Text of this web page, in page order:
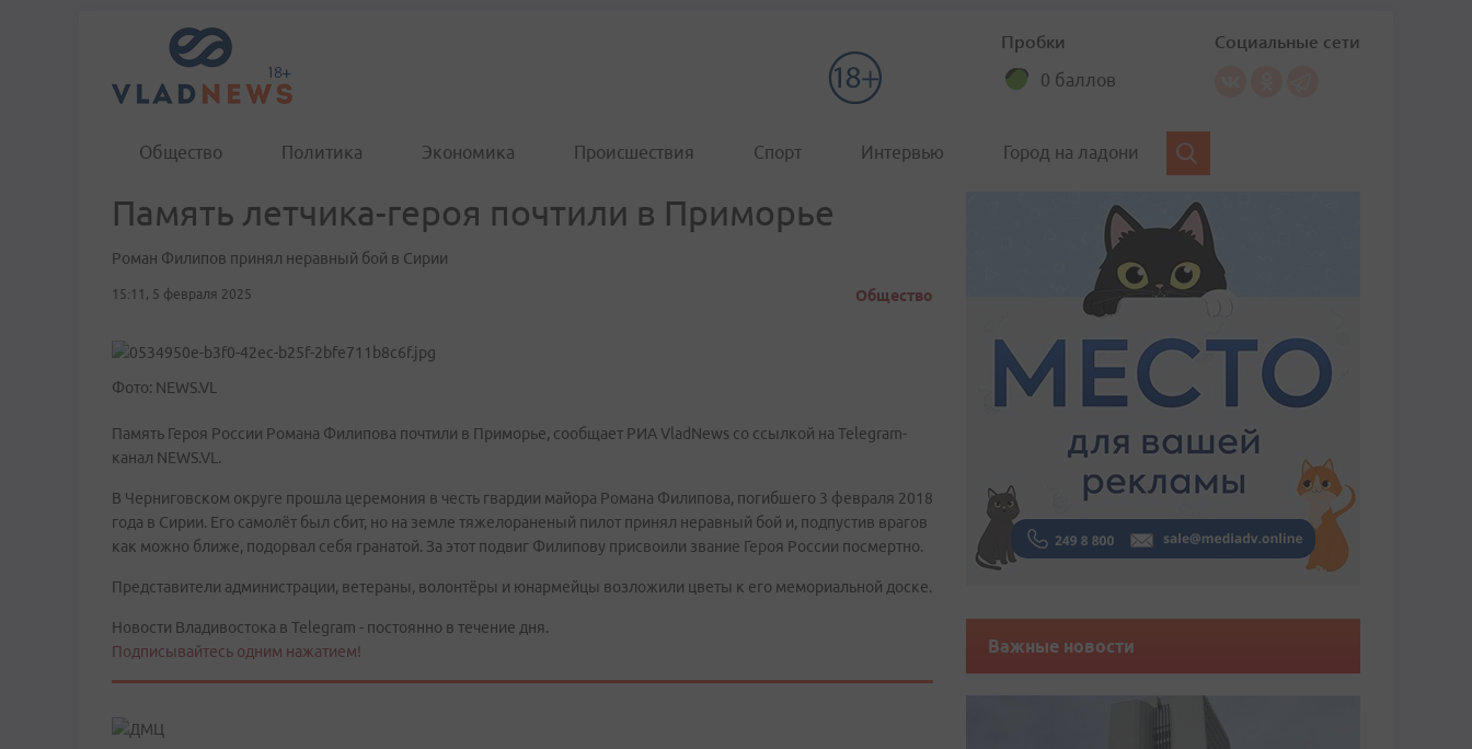
Пробки
0 баллов
Социальные сети
Общество Политика Экономика Происшествия Спорт Интервью Город на ладони
Память летчика-героя почтили в Приморье
Роман Филипов принял неравный бой в Сирии
15:11, 5 февраля 2025 Общество
Фото: NEWS.VL
Память Героя России Романа Филипова почтили в Приморье, сообщает РИА VladNews со ссылкой на Telegram-
канал NEWS.VL.
В Черниговском округе прошла церемония в честь гвардии майора Романа Филипова, погибшего 3 февраля 2018
года в Сирии. Его самолёт был сбит, но на земле тяжелораненый пилот принял неравный бой и, подпустив врагов
как можно ближе, подорвал себя гранатой. За этот подвиг Филипову присвоили звание Героя России посмертно.
Представители администрации, ветераны, волонтёры и юнармейцы возложили цветы к его мемориальной доске.
Новости Владивостока в Telegram - постоянно в течение дня.
Подписывайтесь одним нажатием!
Важные новости